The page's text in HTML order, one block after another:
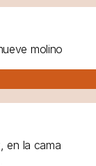
molino
en la cama